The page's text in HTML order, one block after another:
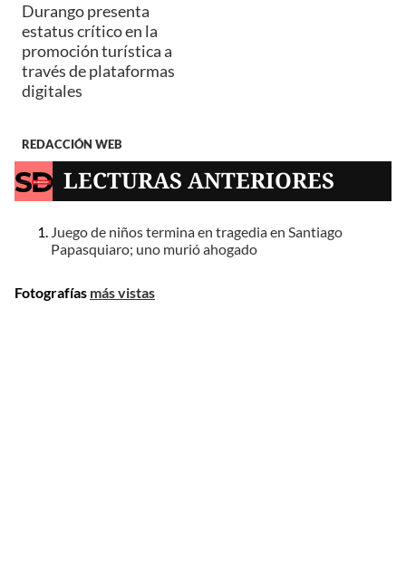
Durango presenta
estatus crítico en la
promoción turística a
través de plataformas
digitales
REDACCIÓN WEB
LECTURAS ANTERIORES
Juego de niños termina en tragedia en Santiago
Papasquiaro; uno murió ahogado
Fotografías más vistas